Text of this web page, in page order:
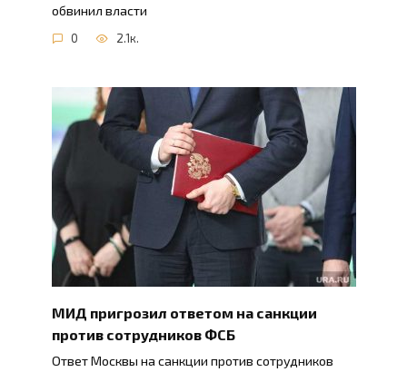
обвинил власти
0 2.1к.
МИД пригрозил ответом на санкции
против сотрудников ФСБ
Ответ Москвы на санкции против сотрудников